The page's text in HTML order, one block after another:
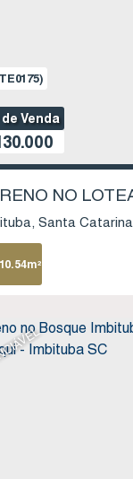
Venda
Santa Catarina
.54m²